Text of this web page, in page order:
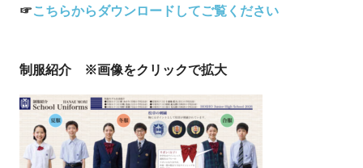
☞こちらからダウンロードしてご覧ください
制服紹介 ※画像をクリックで拡大